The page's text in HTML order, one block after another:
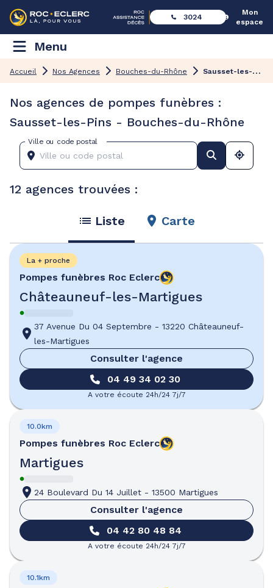
3024
Mon
espace
Menu
Accueil Nos Agences Bouches-du-Rhône S
ausset-les-Pins
Nos agences de pompes funèbres :
Sausset-les-Pins - Bouches-du-Rhône
Ville ou code postal
12 agences trouvées :
Liste Carte
Pompes funèbres Roc Eclerc
Châteauneuf-les-Martigues
La + proche
37 Avenue Du 04 Septembre - 13220 Châteauneuf-
les-Martigues
Consulter l'agence
04 49 34 02 30
A votre écoute 24h/24 7j/7
Pompes funèbres Roc Eclerc
Martigues
10.0km
24 Boulevard Du 14 Juillet - 13500 Martigues
Consulter l'agence
04 42 80 48 84
A votre écoute 24h/24 7j/7
10.1km